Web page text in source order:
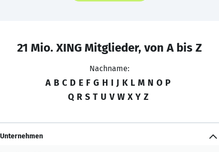
21 Mio. XING Mitglieder, von A bis Z
Nachname:
A B C D E F G H I J K L M N O P
Q R S T U V W X Y Z
Unternehmen